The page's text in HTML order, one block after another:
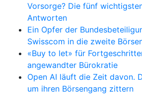
Vorsorge? Die fünf
Antworten
Ein Opfer der
Swisscom in die zweite
«Buy to let» für
angewandter Bürokratie
Open AI läuft die Zeit davon.
um ihren Börsengang zittern